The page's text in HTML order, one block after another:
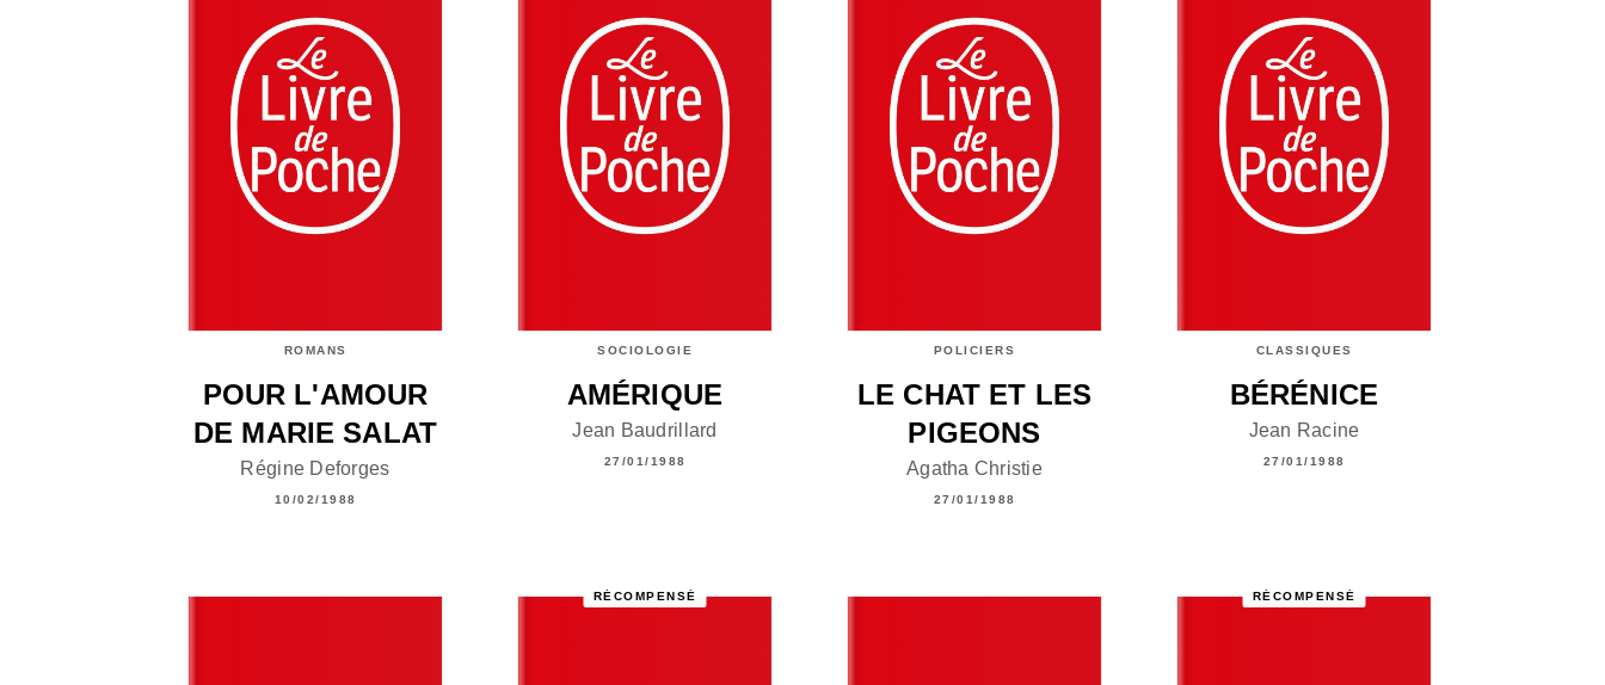
ROMANS
POUR L'AMOUR
DE MARIE SALAT
Régine Deforges
10/02/1988
SOCIOLOGIE
AMÉRIQUE
Jean Baudrillard
27/01/1988
POLICIERS
LE CHAT ET LES
PIGEONS
Agatha Christie
27/01/1988
CLASSIQUES
BÉRÉNICE
Jean Racine
27/01/1988
RÉCOMPENSÉ RÉCOMPENSÉ